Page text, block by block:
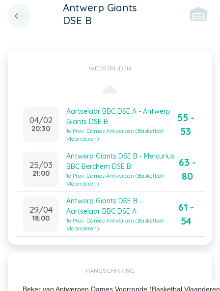
Antwerp Giants
DSE B
WEDSTRIJDEN
04/02
20:30
Aartselaar BBC DSE A - Antwerp
Giants DSE B
1e Prov. Dames Antwerpen (Basketbal
Vlaanderen)
55 -
53
25/03
21:00
Antwerp Giants DSE B - Mercurius
BBC Berchem DSE B
1e Prov. Dames Antwerpen (Basketbal
Vlaanderen)
63 -
80
29/04
18:00
Antwerp Giants DSE B -
Aartselaar BBC DSE A
1e Prov. Dames Antwerpen (Basketbal
Vlaanderen)
61 -
54
RANGSCHIKKING
Beker van Antwerpen Dames Voorronde (Basketbal